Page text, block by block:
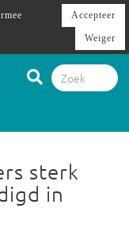
sterk
in
Accepteer
Weiger